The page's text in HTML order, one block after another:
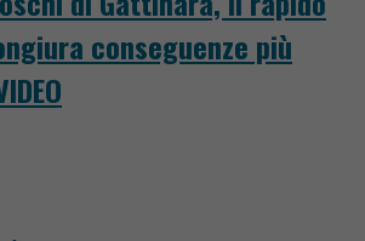
conseguenze più